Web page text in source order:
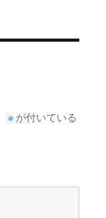
※ が付いている